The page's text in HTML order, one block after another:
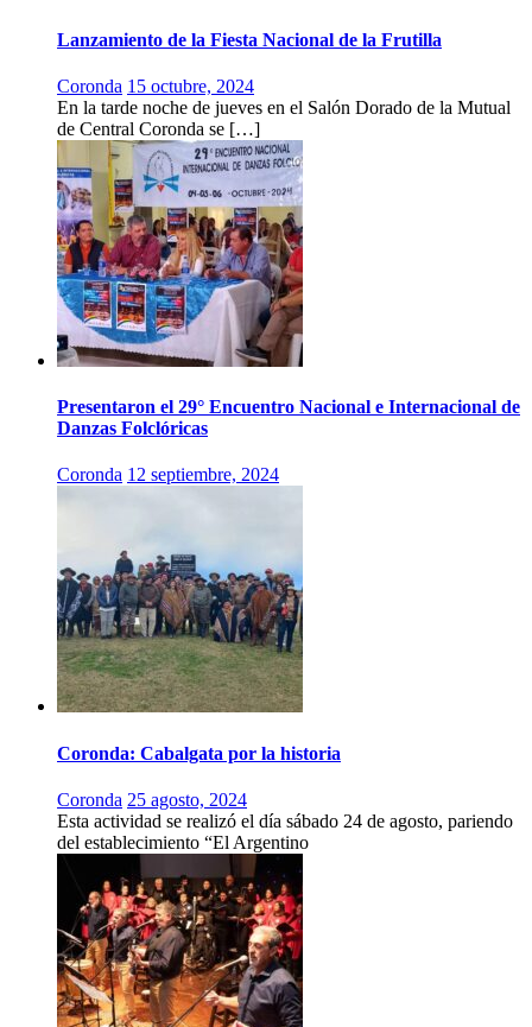
Lanzamiento de la Fiesta Nacional de la Frutilla
Coronda 15 octubre, 2024
En la tarde noche de jueves en el Salón Dorado de la Mutual
de Central Coronda se […]
Presentaron el 29° Encuentro Nacional e Internacional de
Danzas Folclóricas
Coronda 12 septiembre, 2024
Coronda: Cabalgata por la historia
Coronda 25 agosto, 2024
Esta actividad se realizó el día sábado 24 de agosto, pariendo
del establecimiento “El Argentino